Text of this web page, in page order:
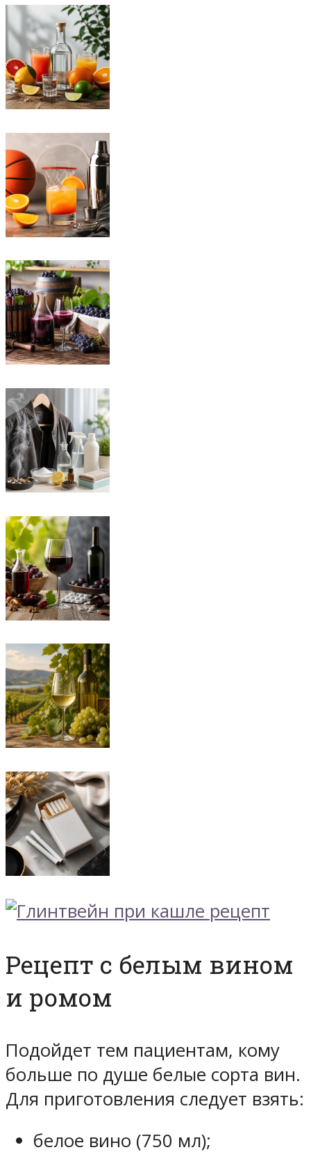
Рецепт с белым вином
и ромом
Подойдет тем пациентам, кому
больше по душе белые сорта вин.
Для приготовления следует взять:
белое вино (750 мл);